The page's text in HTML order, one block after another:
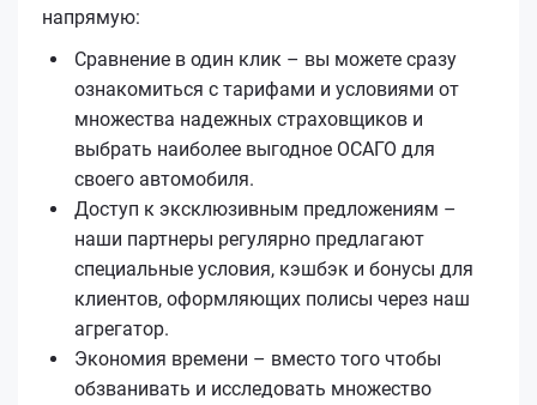
напрямую:
Сравнение в один клик – вы можете сразу
ознакомиться с тарифами и условиями от
множества надежных страховщиков и
выбрать наиболее выгодное ОСАГО для
своего автомобиля.
Доступ к эксклюзивным предложениям –
наши партнеры регулярно предлагают
специальные условия, кэшбэк и бонусы для
клиентов, оформляющих полисы через наш
агрегатор.
Экономия времени – вместо того чтобы
обзванивать и исследовать множество